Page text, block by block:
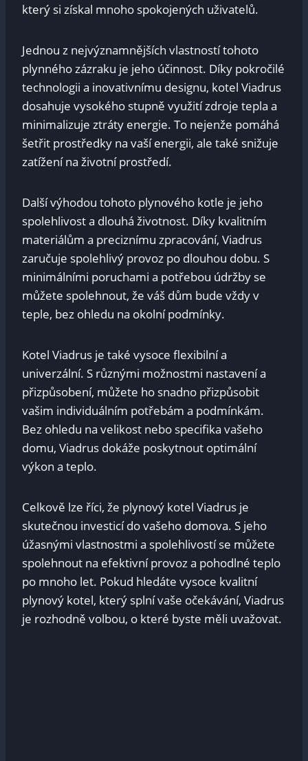
který si získal mnoho spokojených uživatelů.
Jednou z nejvýznamnějších vlastností tohoto
plynného zázraku je jeho účinnost. Díky pokročilé
technologii a inovativnímu designu, kotel Viadrus
dosahuje vysokého stupně využití zdroje tepla a
minimalizuje ztráty energie. To nejenže pomáhá
šetřit prostředky na vaší energii, ale také snižuje
zatížení na životní prostředí.
Další výhodou tohoto plynového kotle je jeho
spolehlivost a dlouhá životnost. Díky kvalitním
materiálům a preciznímu zpracování, Viadrus
zaručuje spolehlivý provoz po dlouhou dobu. S
minimálními poruchami a potřebou údržby se
můžete spolehnout, že váš dům bude vždy v
teple, bez ohledu na okolní podmínky.
Kotel Viadrus je také vysoce flexibilní a
univerzální. S různými možnostmi nastavení a
přizpůsobení, můžete ho snadno přizpůsobit
vašim individuálním potřebám a podmínkám.
Bez ohledu na velikost nebo specifika vašeho
domu, Viadrus dokáže poskytnout optimální
výkon a teplo.
Celkově lze říci, že plynový kotel Viadrus je
skutečnou investicí do vašeho domova. S jeho
úžasnými vlastnostmi a spolehlivostí se můžete
spolehnout na efektivní provoz a pohodlné teplo
po mnoho let. Pokud hledáte vysoce kvalitní
plynový kotel, který splní vaše očekávání, Viadrus
je rozhodně volbou, o které byste měli uvažovat.